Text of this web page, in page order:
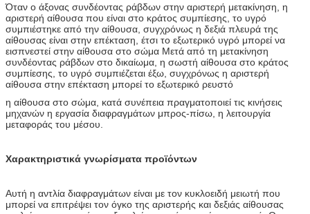
Όταν ο άξονας συνδέοντας ράβδων στην αριστερή μετακίνηση, η
αριστερή αίθουσα που είναι στο κράτος συμπίεσης, το υγρό
συμπιέστηκε από την αίθουσα, συγχρόνως η δεξιά πλευρά της
αίθουσας είναι στην επέκταση, έτσι το εξωτερικό υγρό μπορεί να
εισπνεστεί στην αίθουσα στο σώμα Μετά από τη μετακίνηση
συνδέοντας ράβδων στο δικαίωμα, η σωστή αίθουσα στο κράτος
συμπίεσης, το υγρό συμπιέζεται έξω, συγχρόνως η αριστερή
αίθουσα στην επέκταση μπορεί το εξωτερικό ρευστό
η αίθουσα στο σώμα, κατά συνέπεια πραγματοποιεί τις κινήσεις
μηχανών η εργασία διαφραγμάτων μπρος-πίσω, η λειτουργία
μεταφοράς του μέσου.
Χαρακτηριστικά γνωρίσματα προϊόντων
Αυτή η αντλία διαφραγμάτων είναι με τον κυκλοειδή μειωτή που
μπορεί να επιτρέψει τον όγκο της αριστερής και δεξιάς αίθουσας